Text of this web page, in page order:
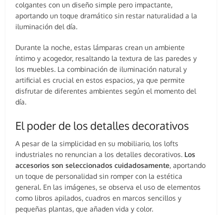
colgantes con un diseño simple pero impactante,
aportando un toque dramático sin restar naturalidad a la
iluminación del día.
Durante la noche, estas lámparas crean un ambiente
íntimo y acogedor, resaltando la textura de las paredes y
los muebles. La combinación de iluminación natural y
artificial es crucial en estos espacios, ya que permite
disfrutar de diferentes ambientes según el momento del
día.
El poder de los detalles decorativos
A pesar de la simplicidad en su mobiliario, los lofts
industriales no renuncian a los detalles decorativos. Los
accesorios son seleccionados cuidadosamente, aportando
un toque de personalidad sin romper con la estética
general. En las imágenes, se observa el uso de elementos
como libros apilados, cuadros en marcos sencillos y
pequeñas plantas, que añaden vida y color.